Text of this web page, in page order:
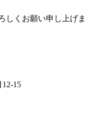
しくお願い申し上げま
15